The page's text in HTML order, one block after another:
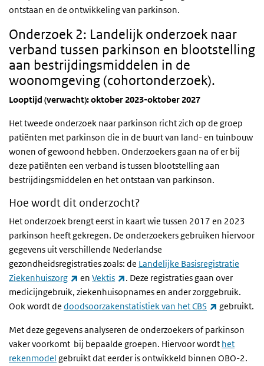
ontstaan en de ontwikkeling van parkinson.
Onderzoek 2: Landelijk onderzoek naar
verband tussen parkinson en blootstelling
aan bestrijdingsmiddelen in de
woonomgeving (cohortonderzoek).
Looptijd (verwacht): oktober 2023-oktober 2027
Het tweede onderzoek naar parkinson richt zich op de groep
patiënten met parkinson die in de buurt van land- en tuinbouw
wonen of gewoond hebben. Onderzoekers gaan na of er bij
deze patiënten een verband is tussen blootstelling aan
bestrijdingsmiddelen en het ontstaan van parkinson.
Hoe wordt dit onderzocht?
Het onderzoek brengt eerst in kaart wie tussen 2017 en 2023
parkinson heeft gekregen. De onderzoekers gebruiken hiervoor
gegevens uit verschillende Nederlandse
gezondheidsregistraties zoals: de Landelijke Basisregistratie
Ziekenhuiszorg
(externe link)
enVektis (externe link)
. Deze registraties gaan over
medicijngebruik, ziekenhuisopnames en ander zorggebruik.
Ook wordt de doodsoorzakenstatistiek van het CBS (externe
gebruikt.
Met deze gegevens analyseren de onderzoekers of parkinson
vaker voorkomt bij bepaalde groepen. Hiervoor wordt het
rekenmodel gebruikt dat eerder is ontwikkeld binnen OBO-2.